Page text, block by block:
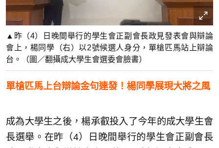
▲昨（4）日晚間舉行的學生會正副會長政見發表會與辯論
會上，楊同學（右）以2號候選人身分，單槍匹馬站上辯論
台。（圖／翻攝成大學生會選委會臉書）
單槍匹馬上台辯論金句連發！楊同學展現大將之風
成為大學生之後，楊承叡投入了今年的成大學生會
長選舉。在昨（4）日晚間舉行的學生會正副會長